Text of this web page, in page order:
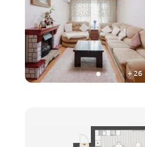
+26